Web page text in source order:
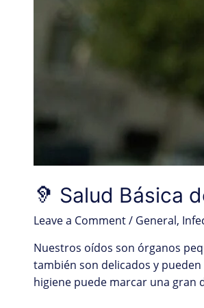
🦻 Salud Básica
Leave a Comment/ General,
Nuestros oídos son órganos
también son delicados y
higiene puede marcar una gran